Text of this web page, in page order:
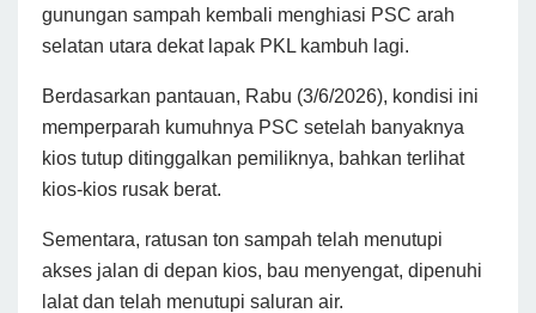
gunungan sampah kembali menghiasi PSC arah
selatan utara dekat lapak PKL kambuh lagi.
Berdasarkan pantauan, Rabu (3/6/2026), kondisi ini
memperparah kumuhnya PSC setelah banyaknya
kios tutup ditinggalkan pemiliknya, bahkan terlihat
kios-kios rusak berat.
Sementara, ratusan ton sampah telah menutupi
akses jalan di depan kios, bau menyengat, dipenuhi
lalat dan telah menutupi saluran air.